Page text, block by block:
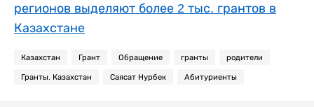
регионов выделяют более 2 тыс. грантов в
Казахстане
Казахстан Грант Обращение гранты родители
Гранты. Казахстан Саясат Нурбек Абитуриенты